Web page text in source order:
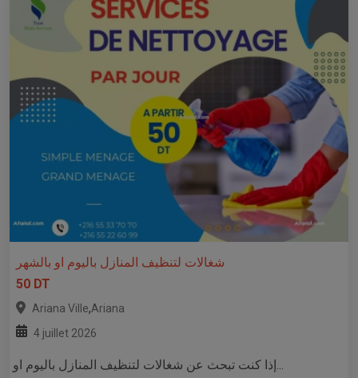
شغالات لتنظيف المنازل باليوم او بالشهر
50 DT
Ariana Ville,Ariana
4 juillet 2026